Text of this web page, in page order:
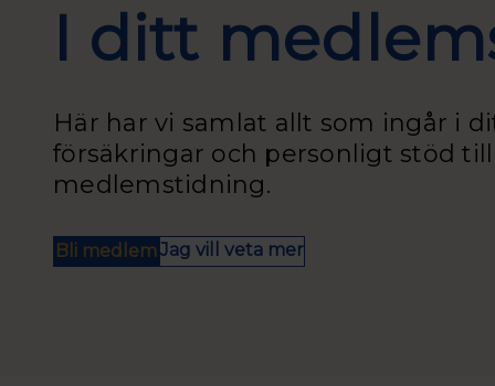
I ditt
Här har vi samlat allt som ingår i
försäkringar och personligt stöd
medlemstidning.
Bli medlemJag vill veta mer